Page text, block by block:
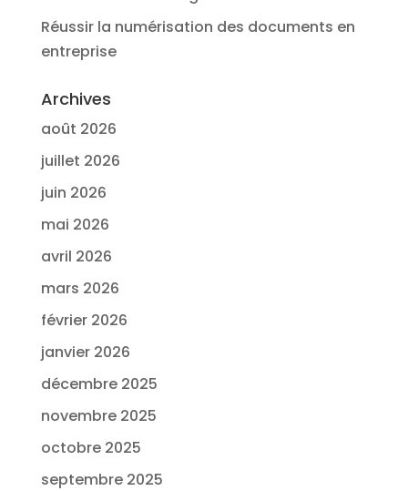
Réussir la numérisation des documents en
entreprise
Archives
août 2026
juillet 2026
juin 2026
mai 2026
avril 2026
mars 2026
février 2026
janvier 2026
décembre 2025
novembre 2025
octobre 2025
septembre 2025